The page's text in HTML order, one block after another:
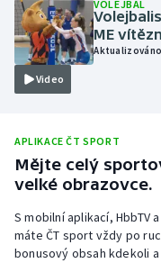
Olympijské hry
Parasport
Plážový volejbal
Rychlobruslení
Video
VOLEJBAL
ME
APLIKACE ČT SPORT
Mějte celý
velké obrazovce.
S mobilní aplikací, HbbTV
máte ČT sport vždy po
bonusový obsah kdekoli